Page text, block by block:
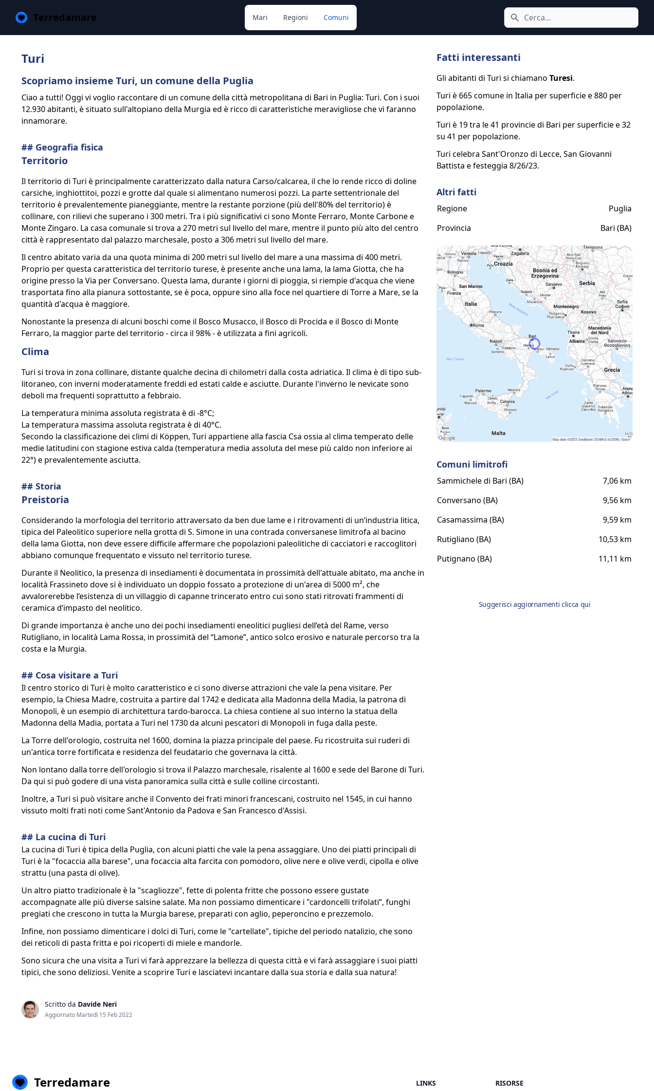
Terredamare Cerca icona
Mari Regioni Comuni
Turi
Scopriamo insieme Turi, un comune della Puglia
Ciao a tutti! Oggi vi voglio raccontare di un comune della città metropolitana di Bari in Puglia: Turi. Con i suoi
12.930 abitanti, è situato sull'altopiano della Murgia ed è ricco di caratteristiche meravigliose che vi faranno
innamorare.
## Geografia fisica
Territorio
Il territorio di Turi è principalmente caratterizzato dalla natura Carso/calcarea, il che lo rende ricco di doline
carsiche, inghiottitoi, pozzi e grotte dal quale si alimentano numerosi pozzi. La parte settentrionale del
territorio è prevalentemente pianeggiante, mentre la restante porzione (più dell'80% del territorio) è
collinare, con rilievi che superano i 300 metri. Tra i più significativi ci sono Monte Ferraro, Monte Carbone e
Monte Zingaro. La casa comunale si trova a 270 metri sul livello del mare, mentre il punto più alto del centro
città è rappresentato dal palazzo marchesale, posto a 306 metri sul livello del mare.
Il centro abitato varia da una quota minima di 200 metri sul livello del mare a una massima di 400 metri.
Proprio per questa caratteristica del territorio turese, è presente anche una lama, la lama Giotta, che ha
origine presso la Via per Conversano. Questa lama, durante i giorni di pioggia, si riempie d'acqua che viene
trasportata fino alla pianura sottostante, se è poca, oppure sino alla foce nel quartiere di Torre a Mare, se la
quantità d'acqua è maggiore.
Nonostante la presenza di alcuni boschi come il Bosco Musacco, il Bosco di Procida e il Bosco di Monte
Ferraro, la maggior parte del territorio - circa il 98% - è utilizzata a fini agricoli.
Clima
Turi si trova in zona collinare, distante qualche decina di chilometri dalla costa adriatica. Il clima è di tipo sub-
litoraneo, con inverni moderatamente freddi ed estati calde e asciutte. Durante l'inverno le nevicate sono
deboli ma frequenti soprattutto a febbraio.
La temperatura minima assoluta registrata è di -8°C;
La temperatura massima assoluta registrata è di 40°C.
Secondo la classificazione dei climi di Köppen, Turi appartiene alla fascia Csa ossia al clima temperato delle
medie latitudini con stagione estiva calda (temperatura media assoluta del mese più caldo non inferiore ai
22°) e prevalentemente asciutta.
## Storia
Preistoria
Considerando la morfologia del territorio attraversato da ben due lame e i ritrovamenti di un’industria litica,
tipica del Paleolitico superiore nella grotta di S. Simone in una contrada conversanese limitrofa al bacino
della lama Giotta, non deve essere difficile affermare che popolazioni paleolitiche di cacciatori e raccoglitori
abbiano comunque frequentato e vissuto nel territorio turese.
Durante il Neolitico, la presenza di insediamenti è documentata in prossimità dell'attuale abitato, ma anche in
località Frassineto dove si è individuato un doppio fossato a protezione di un'area di 5000 m², che
avvalorerebbe l’esistenza di un villaggio di capanne trincerato entro cui sono stati ritrovati frammenti di
ceramica d’impasto del neolitico.
Di grande importanza è anche uno dei pochi insediamenti eneolitici pugliesi dell’età del Rame, verso
Rutigliano, in località Lama Rossa, in prossimità del “Lamone”, antico solco erosivo e naturale percorso tra la
costa e la Murgia.
## Cosa visitare a Turi
Il centro storico di Turi è molto caratteristico e ci sono diverse attrazioni che vale la pena visitare. Per
esempio, la Chiesa Madre, costruita a partire dal 1742 e dedicata alla Madonna della Madia, la patrona di
Monopoli, è un esempio di architettura tardo-barocca. La chiesa contiene al suo interno la statua della
Madonna della Madia, portata a Turi nel 1730 da alcuni pescatori di Monopoli in fuga dalla peste.
La Torre dell'orologio, costruita nel 1600, domina la piazza principale del paese. Fu ricostruita sui ruderi di
un'antica torre fortificata e residenza del feudatario che governava la città.
Non lontano dalla torre dell'orologio si trova il Palazzo marchesale, risalente al 1600 e sede del Barone di Turi.
Da qui si può godere di una vista panoramica sulla città e sulle colline circostanti.
Inoltre, a Turi si può visitare anche il Convento dei frati minori francescani, costruito nel 1545, in cui hanno
vissuto molti frati noti come Sant'Antonio da Padova e San Francesco d'Assisi.
## La cucina di Turi
La cucina di Turi è tipica della Puglia, con alcuni piatti che vale la pena assaggiare. Uno dei piatti principali di
Turi è la "focaccia alla barese", una focaccia alta farcita con pomodoro, olive nere e olive verdi, cipolla e olive
strattu (una pasta di olive).
Un altro piatto tradizionale è la "scagliozze", fette di polenta fritte che possono essere gustate
accompagnate alle più diverse salsine salate. Ma non possiamo dimenticare i "cardoncelli trifolati”, funghi
pregiati che crescono in tutta la Murgia barese, preparati con aglio, peperoncino e prezzemolo.
Infine, non possiamo dimenticare i dolci di Turi, come le "cartellate", tipiche del periodo natalizio, che sono
dei reticoli di pasta fritta e poi ricoperti di miele e mandorle.
Sono sicura che una visita a Turi vi farà apprezzare la bellezza di questa città e vi farà assaggiare i suoi piatti
tipici, che sono deliziosi. Venite a scoprire Turi e lasciatevi incantare dalla sua storia e dalla sua natura!
Scritto da Davide Neri
Aggiornato Martedì 15 Feb 2022
Fatti interessanti
Gli abitanti di Turi si chiamanoTuresi.
Turi è 665 comune in Italia per superficie e 880 per
popolazione.
Turi è 19 tra le 41 provincie di Bari per superficie e 32
su 41 per popolazione.
Turi celebra Sant'Oronzo di Lecce, San Giovanni
Battista e festeggia 8/26/23.
Altri fatti
Regione
Puglia
Provincia
Bari (BA)
Comuni limitrofi
Sammichele di Bari (BA)
7,06 km
Conversano (BA)
9,56 km
Casamassima (BA)
9,59 km
Rutigliano (BA)
10,53 km
Putignano (BA)
11,11 km
Suggerisci aggiornamenti clicca qui
Terredamare LINKS RISORSE